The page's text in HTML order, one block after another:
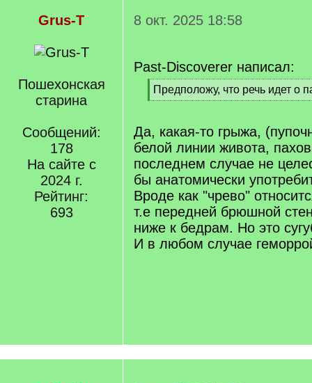
Grus-T
Пошехонская
старина
Сообщений:
178
На сайте с
2024 г.
Рейтинг:
693
8 окт. 2025 18:58
Past-Discoverer написал:
[
q
Предположу, что речь идет о
[
]
Да, какая-то грыжа,
белой линии живота,
последнем случае не
бы анатомически
Вроде как "чрево"
т.е передней брюшной
ниже к бедрам. Но это
И в любом случае